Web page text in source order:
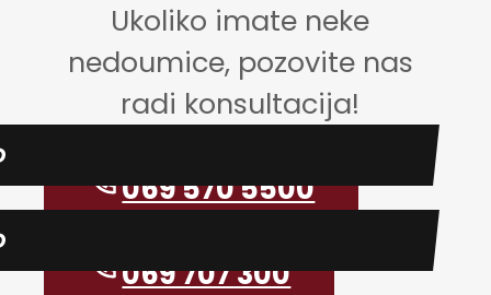
Ukoliko imate neke
nedoumice, pozovite nas
radi konsultacija!
069 570 5500
069 707 300